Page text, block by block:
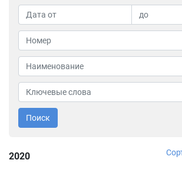
Поиск
2020